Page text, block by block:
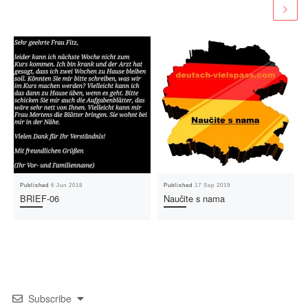
Published6 Jun 2018
BRIEF-06
Published17 Sep 2019
Naučite s nama
Subscribe